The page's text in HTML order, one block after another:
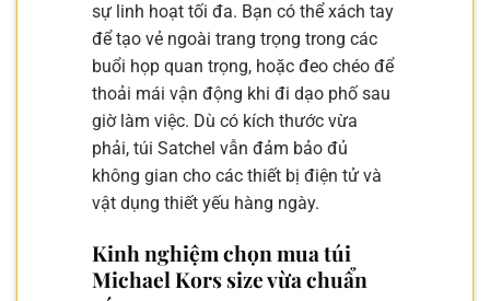
sự linh hoạt tối đa. Bạn có thể xách tay
để tạo vẻ ngoài trang trọng trong các
buổi họp quan trọng, hoặc đeo chéo để
thoải mái vận động khi đi dạo phố sau
giờ làm việc. Dù có kích thước vừa
phải, túi Satchel vẫn đảm bảo đủ
không gian cho các thiết bị điện tử và
vật dụng thiết yếu hàng ngày.
Kinh nghiệm chọn mua túi
Michael Kors size vừa chuẩn